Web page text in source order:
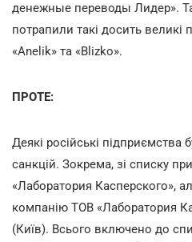
денежные переводы Лидер».
потрапили такі досить великі
«Anelik» та «Blizko».
ПРОТЕ:
Деякі російські підприємства
санкцій. Зокрема, зі списку
«Лаборатория Касперского»,
компанію ТОВ «Лаборатория
(Київ). Всього включено до